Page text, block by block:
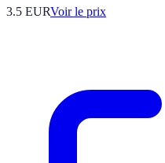
3.5 EURVoir le prix